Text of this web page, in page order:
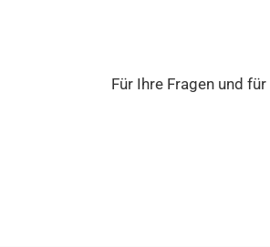
Für Ihre Fragen und